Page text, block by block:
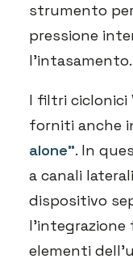
strumento
pressione
l’intasamento.
I filtri ciclonici
forniti anche
alone”. In
a canali
dispositivo
elementi